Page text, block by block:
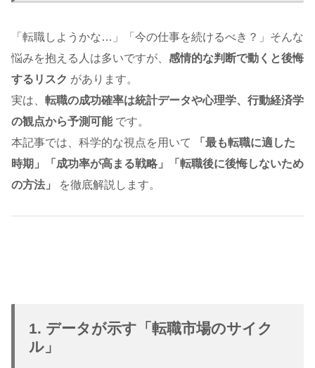
「転職しようかな…」「今の仕事を続けるべき？」そんな
悩みを抱える人は多いですが、 感情的な判断で動くと後悔
するリスク があります。
実は、 転職の成功確率は統計データや心理学、行動経済学
の観点から予測可能です。
本記事では、科学的な視点を用いて
「最も転職に適した
時期」「成功率が高まる戦略」「転職後に後悔しないため
の方法」
を徹底解説します。
1. データが示す「転職市場のサイク
ル」